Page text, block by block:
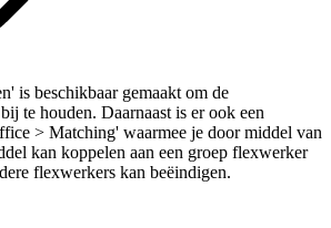
is beschikbaar gemaakt om de
te houden. Daarnaast is er ook een
> Matching' waarmee je door middel van
kan koppelen aan een groep flexwerker
flexwerkers kan beëindigen.